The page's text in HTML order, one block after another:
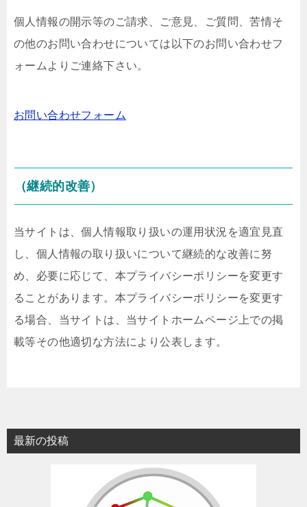
個人情報の開示等のご請求、ご意見、ご質問、苦情そ
の他のお問い合わせについては以下のお問い合わせフ
ォームよりご連絡下さい。
お問い合わせフォーム
（継続的改善）
当サイトは、個人情報取り扱いの運用状況を適宜見直
し、個人情報の取り扱いについて継続的な改善に努
め、必要に応じて、本プライバシーポリシーを変更す
ることがあります。本プライバシーポリシーを変更す
る場合、当サイトは、当サイトホームページ上での掲
載等その他適切な方法により公表します。
最新の投稿